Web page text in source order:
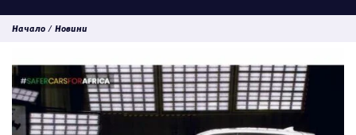
Начало / Новини